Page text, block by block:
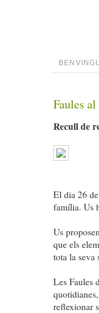
Faules
Recull de
El dia 26
família. Us
Us
que els
tota la seva
Les Faules
reflexionar